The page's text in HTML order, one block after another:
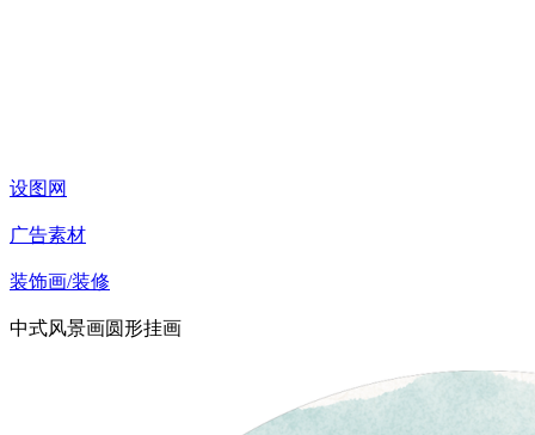
设图网
广告素材
装饰画/装修
中式风景画圆形挂画